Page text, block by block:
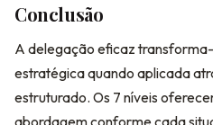
Conclusão
A delegação eficaz
estratégica quando aplicada
estruturado. Os 7 níveis
abordagem conforme cada